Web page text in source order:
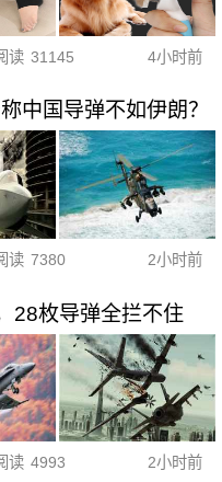
读 31145 4小时前
中国导弹不如伊朗？
读 7380 2小时前
28枚导弹全拦不住
读 4993 2小时前